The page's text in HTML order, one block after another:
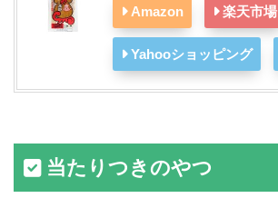
Amazon 楽天市場
Yahooショッピング
当たりつきのやつ